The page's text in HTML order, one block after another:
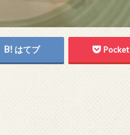
はてブ Pocket